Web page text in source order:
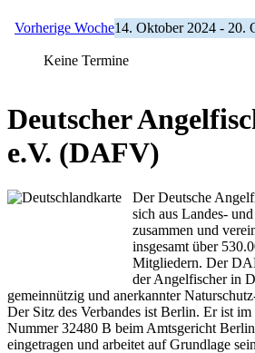
Vorherige Woche14. Oktober 2024 - 20.
Keine Termine
Deutscher
e.V. (DAFV)
Der Deutsche
sich aus Landes-
zusammen und
insgesamt über
Mitgliedern. Der
der Angelfischer in
gemeinnützig und anerkannter
Der Sitz des Verbandes ist Berlin. Er ist im
Nummer 32480 B beim Amtsgericht
eingetragen und arbeitet auf Grundlage